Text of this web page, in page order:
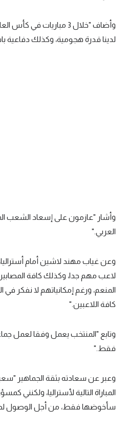
كويز في الجول
لدينا قدرة هجومية، وكذلك دفاعية
وأشار "عازمون على إسعاد الشعب
العربي."
وعن غياب مهند لاشين أمام
لاعب مهم جدا، وكذلك كافة
المنعم، ورغم إمكانياتهم لا نفكر في
كافة اللاعبين."
وتابع "المنتخب يعمل وفقا لعمل
فقط."
وعبر عن سعادته بثقة الجماهير
المباراة التالية لأستراليا، ولكنني
سأخوضها فقط، من أجل الوصول